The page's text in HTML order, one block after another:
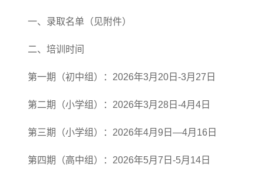
一、录取名单（见附件）
二、培训时间
第一期（初中组）：2026年3月20日-3月27日
第二期（小学组）：2026年3月28日-4月4日
第三期（小学组）：2026年4月9日—4月16日
第四期（高中组）：2026年5月7日-5月14日